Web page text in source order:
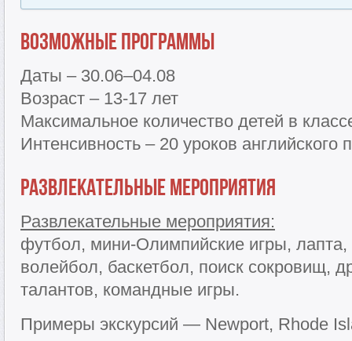
Возможные программы
Даты – 30.06–04.08
Возраст – 13-17 лет
Максимальное количество детей в
Интенсивность – 20 уроков
Развлекательные мероприятия
Развлекательные мероприятия:
футбол, мини-Олимпийские игры, лапта,
волейбол, баскетбол, поиск сокровищ,
талантов, командные игры.
Примеры экскурсий — Newport, Rhode